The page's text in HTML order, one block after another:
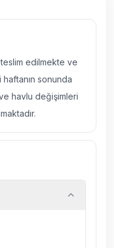
edilmekte ve
sonunda
havlu değişimleri